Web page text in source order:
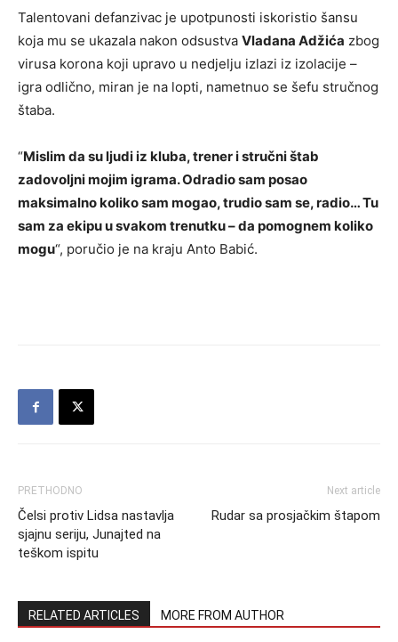
Talentovani defanzivac je upotpunosti iskoristio šansu
koja mu se ukazala nakon odsustva Vladana Adžića zbog
virusa korona koji upravo u nedjelju izlazi iz izolacije –
igra odlično, miran je na lopti, nametnuo se šefu stručnog
štaba.
“Mislim da su ljudi iz kluba, trener i stručni štab
zadovoljni mojim igrama. Odradio sam posao
maksimalno koliko sam mogao, trudio sam se, radio… Tu
sam za ekipu u svakom trenutku – da pomognem koliko
mogu“, poručio je na kraju Anto Babić.
PRETHODNO
Čelsi protiv Lidsa nastavlja
sjajnu seriju, Junajted na
teškom ispitu
Next article
Rudar sa prosjačkim štapom
RELATED ARTICLES MORE FROM AUTHOR